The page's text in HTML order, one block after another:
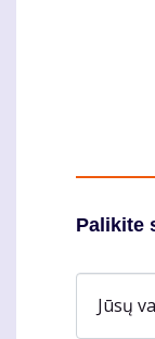
Palikite
Jūsų